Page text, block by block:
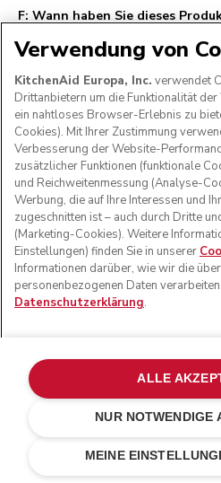
Ihre Gravur (0/24)
Crème
CHF 559.20
CHF 699.-
Kosten
einsparen
Verwendung von
KitchenAid Europa, Inc. verwendet
Drittanbietern um die Funktionalität
ein nahtloses Browser-Erlebnis zu
Cookies). Mit Ihrer Zustimmung
Verbesserung der Website-
zusätzlicher Funktionen (funktionale
und Reichweitenmessung (Analyse-
Werbung, die auf Ihre Interessen und
zugeschnitten ist – auch durch Dritte
(Marketing-Cookies). Weitere
Einstellungen) finden Sie in unserer
Informationen darüber, wie wir die
personenbezogenen Daten
Datenschutzerklärung.
MEINE
NUR NOTWENDIGE
ALLE